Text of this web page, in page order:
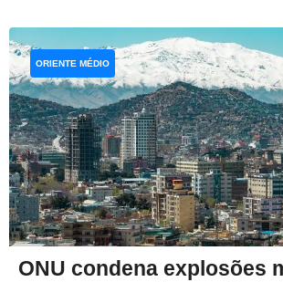
ONU condena explosões
ORIENTE MÉDIO